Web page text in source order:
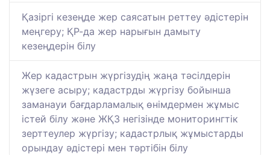
Қазіргі кезеңде жер саясатын реттеу әдістерін
меңгеру; ҚР-да жер нарығын дамыту
кезеңдерін білу
Жер кадастрын жүргізудің жаңа тәсілдерін
жүзеге асыру; кадастрды жүргізу бойынша
заманауи бағдарламалық өнімдермен жұмыс
істей білу және ЖҚЗ негізінде мониторингтік
зерттеулер жүргізу; кадастрлық жұмыстарды
орындау әдістері мен тәртібін білу